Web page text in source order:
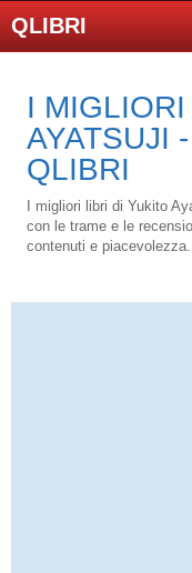
QLIBRI
I
AYATSUJI
QLIBRI
I migliori libri di Yukito
con le trame e le
contenuti e piacevolezza.